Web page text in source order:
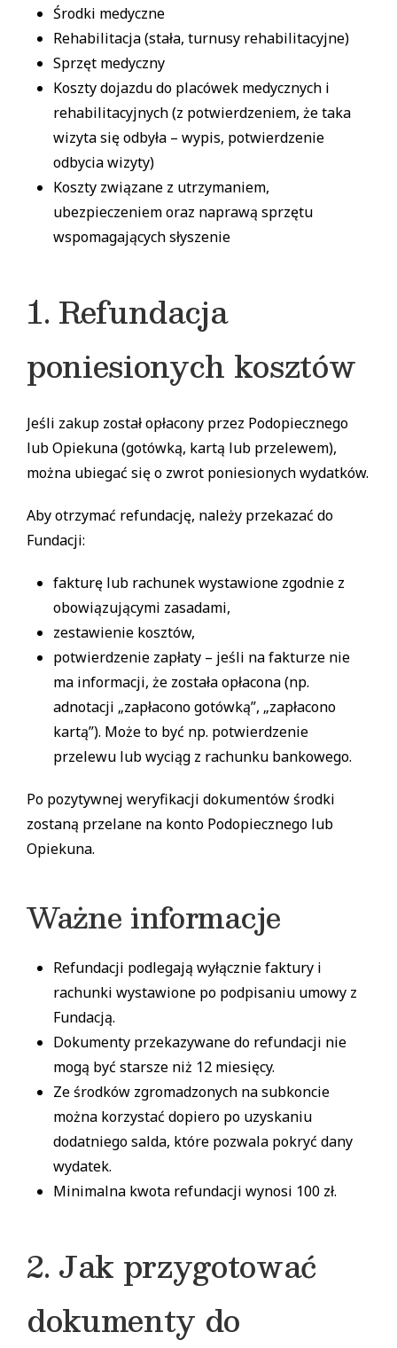
Środki medyczne
Rehabilitacja (stała, turnusy rehabilitacyjne)
Sprzęt medyczny
Koszty dojazdu do placówek medycznych i
rehabilitacyjnych (z potwierdzeniem, że taka
wizyta się odbyła – wypis, potwierdzenie
odbycia wizyty)
Koszty związane z utrzymaniem,
ubezpieczeniem oraz naprawą sprzętu
wspomagających słyszenie
1. Refundacja
poniesionych kosztów
Jeśli zakup został opłacony przez Podopiecznego
lub Opiekuna (gotówką, kartą lub przelewem),
można ubiegać się o zwrot poniesionych wydatków.
Aby otrzymać refundację, należy przekazać do
Fundacji:
fakturę lub rachunek wystawione zgodnie z
obowiązującymi zasadami,
zestawienie kosztów,
potwierdzenie zapłaty – jeśli na fakturze nie
ma informacji, że została opłacona (np.
adnotacji „zapłacono gotówką”, „zapłacono
kartą”). Może to być np. potwierdzenie
przelewu lub wyciąg z rachunku bankowego.
Po pozytywnej weryfikacji dokumentów środki
zostaną przelane na konto Podopiecznego lub
Opiekuna.
Ważne informacje
Refundacji podlegają wyłącznie faktury i
rachunki wystawione po podpisaniu umowy z
Fundacją.
Dokumenty przekazywane do refundacji nie
mogą być starsze niż 12 miesięcy.
Ze środków zgromadzonych na subkoncie
można korzystać dopiero po uzyskaniu
dodatniego salda, które pozwala pokryć dany
wydatek.
Minimalna kwota refundacji wynosi 100 zł.
2. Jak przygotować
dokumenty do